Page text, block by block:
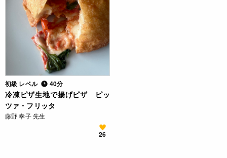
初級 レベル 40分
冷凍ピザ生地で揚げピザ ピッ
ツァ・フリッタ
藤野 幸子 先生
26